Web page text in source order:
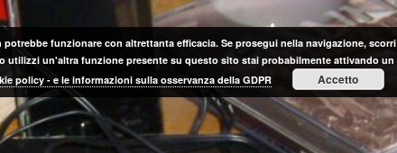
funzionare con altrettanta efficacia. Se prosegui nella navigazione,
un'altra funzione presente su questo sito stai probabilmente attivando
policy - e le informazioni sulla osservanza della GDPR Accetto